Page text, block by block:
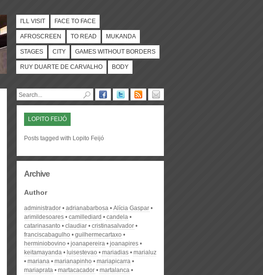
I'LL VISIT FACE TO FACE
AFROSCREEN TO READ MUKANDA
STAGES CITY GAMES WITHOUT BORDERS
RUY DUARTE DE CARVALHO BODY
LOPITO FEIJÓ
Posts tagged with Lopito Feijó
Archive
Author
administrador adrianabarbosa
Alícia Gaspar
arimildesoares
camillediard
candela
catarinasanto
claudiar
cristinasalvador
franciscabagulho
guilhermecartaxo
herminiobovino
joanapereira
joanapires
keitamayanda
luisestevao mariadias
marialuz
mariana
marianapinho
mariapicarra
mariaprata
martacacador
martalanca